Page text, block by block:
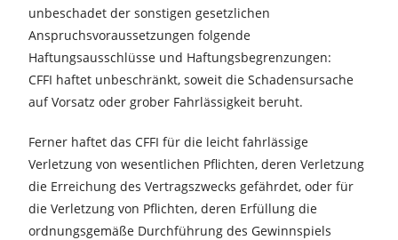
unbeschadet der sonstigen gesetzlichen
Anspruchsvoraussetzungen folgende
Haftungsausschlüsse und Haftungsbegrenzungen:
CFFI haftet unbeschränkt, soweit die Schadensursache
auf Vorsatz oder grober Fahrlässigkeit beruht.
Ferner haftet das CFFI für die leicht fahrlässige
Verletzung von wesentlichen Pflichten, deren Verletzung
die Erreichung des Vertragszwecks gefährdet, oder für
die Verletzung von Pflichten, deren Erfüllung die
ordnungsgemäße Durchführung des Gewinnspiels